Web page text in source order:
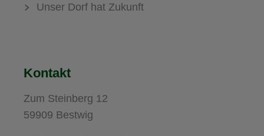
Unser Dorf hat Zukunft
Kontakt
Zum Steinberg 12
59909 Bestwig